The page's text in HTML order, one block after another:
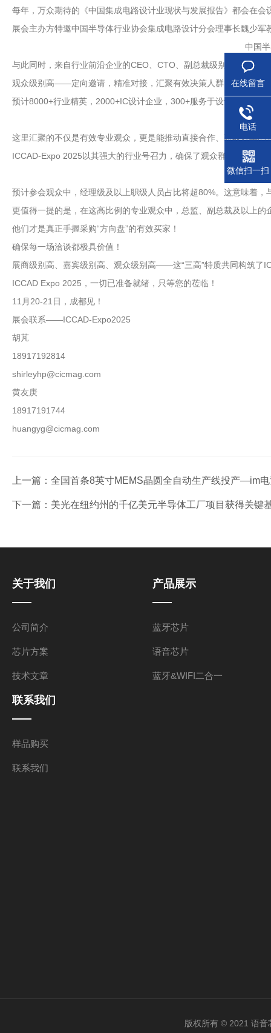
每年，万众期待的《中国集成电路设计业现状与发展报告》都会在会
展会主办方特邀中国半导体行业协会集成电路设计分会理事长魏少
中国
与此同时，来自行业前沿企业的CEO、CTO、副总裁级别高管等行
观众级别高——定向邀请，精准对接，汇聚有效决策人群
预计8000+行业精英，2000+IC设计企业，300+服务于设计业的展
这里汇聚的不仅是有效专业观众，更是能推动直接合作、获取订单的
ICCAD-Expo 2025以其强大的行业号召力，确保了观众群体的高度
预计参会观众中，经理级及以上职级人员占比将超80%。这意味着
更值得一提的是，在这高比例的专业观众中，总监、副总裁及以上的
他们才是真正手握采购“方向盘”的有效买家！
确保每一场洽谈都极具价值！
展商级别高、嘉宾级别高、观众级别高——这“三高”特质共同构筑了
ICCAD Expo 2025，一切已准备就绪，只等您的莅临！
11月20-21日，成都见！
展会联系——ICCAD-Expo2025
胡芃
18917192814
shirleyhp@cicmag.com
黄友庚
18917191744
huangyg@cicmag.com
上一篇： 全国首条8英寸MEMS晶圆全自动生产线投产—im
下一篇： 美光在纽约州的千亿美元半导体工厂项目获得关
关于我们
公司简介
芯片方案
技术文章
产品展示
蓝牙芯片
语音芯片
蓝牙&WIFI二合一
联系我们
样品购买
联系我们
版权所有 © 2021 语
在线留言
电话
微信扫一扫